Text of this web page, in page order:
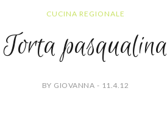
CUCINA REGIONALE
Torta pasqualina
BY GIOVANNA - 11.4.12